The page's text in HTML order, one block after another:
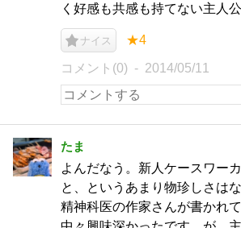
く好感も共感も持てない主人公
ナイス ★4
コメント(0) 2014/05/11
たま
よんだなう。新人ケースワー
と、というあまり物珍しさは
精神科医の作家さんが書かれ